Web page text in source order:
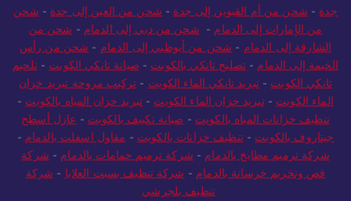
الخيمة الى جدة - شحن من الفجيرة إلى جدة - شحن من عجمان إلى
جدة- شحن من أم القيوين إلى جدة - شحن من العين إلى جدة- شحن
من الإمارات إلى الدمام -شحن من دبي إلى الدمام- شحن من
الشارقة إلى الدمام- شحن من أبوظبي إلى الدمام-
شحن من رأس
الخيمة إلى الدمام- تصليح تانكي بالكويت - صيانة تانكي الكويت-تلحيم
تانكي الكويت- تبريد تانكي الماء الكويت-
تركيب مروحة تبريد خزان
الماء الكويت- تبريد خزان الماء الكويت- تبريد خزان المياه بالكويت-
تنظيف خزانات المياه بالكويت-صيانة تكييف بالكويت - عازل أسطح
جيتاروف بالكويت-تنظيف خزانات بالكويت - مقاول اسفلت بالدمام-
شركة ترميم مطابخ بالدمام- شركة ترميم حمامات بالدمام -شركة
قص وتخريم خرسانة بالدمام - شركة تنظيف بسبت العلايا